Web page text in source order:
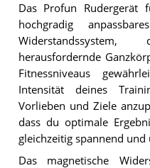
Das Profun Rudergerät
hochgradig
herausfordernde
Fitnessniveaus
Intensität deines
Vorlieben und Ziele
dass du optimale
gleichzeitig spannend
Das magnetische